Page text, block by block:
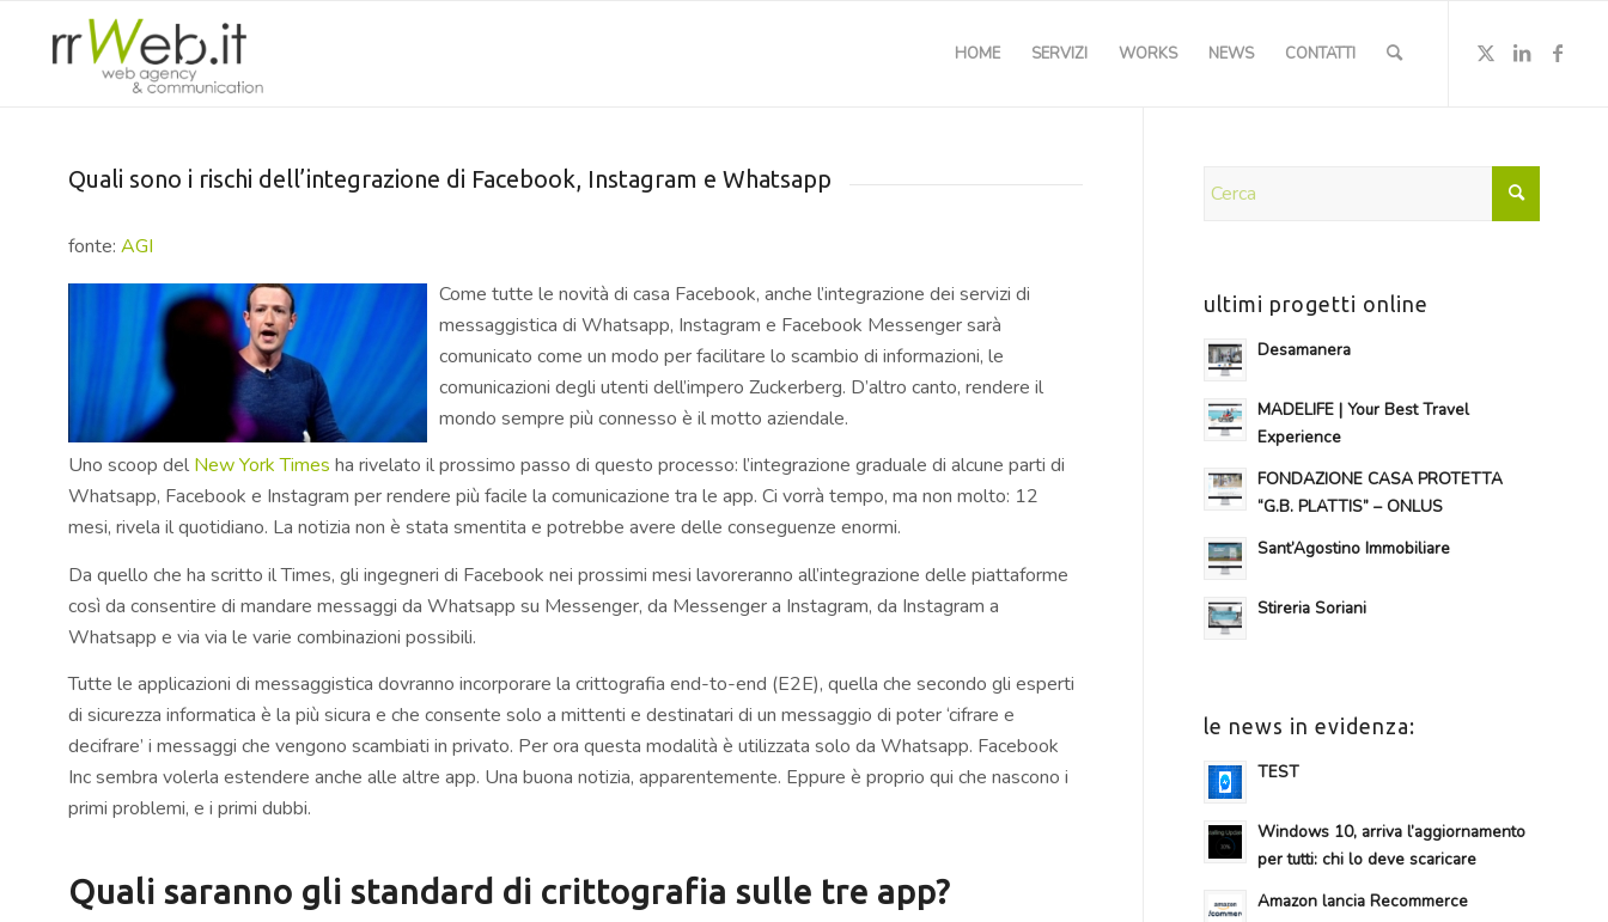
HOME SERVIZI WORKS NEWS CONTATTI
Quali sono i rischi dell’integrazione di Facebook, Instagram e Whatsapp
fonte: AGI
Come tutte le novità di casa Facebook, anche l’integrazione dei servizi di
messaggistica di Whatsapp, Instagram e Facebook Messenger sarà
comunicato come un modo per facilitare lo scambio di informazioni, le
comunicazioni degli utenti dell’impero Zuckerberg. D’altro canto, rendere il
mondo sempre più connesso è il motto aziendale.
Uno scoop del New York Times ha rivelato il prossimo passo di questo processo: l’integrazione graduale di alcune parti di
Whatsapp, Facebook e Instagram per rendere più facile la comunicazione tra le app. Ci vorrà tempo, ma non molto: 12
mesi, rivela il quotidiano. La notizia non è stata smentita e potrebbe avere delle conseguenze enormi.
Da quello che ha scritto il Times, gli ingegneri di Facebook nei prossimi mesi lavoreranno all’integrazione delle piattaforme
così da consentire di mandare messaggi da Whatsapp su Messenger, da Messenger a Instagram, da Instagram a
Whatsapp e via via le varie combinazioni possibili.
Tutte le applicazioni di messaggistica dovranno incorporare la crittografia end-to-end (E2E), quella che secondo gli esperti
di sicurezza informatica è la più sicura e che consente solo a mittenti e destinatari di un messaggio di poter ‘cifrare e
decifrare’ i messaggi che vengono scambiati in privato. Per ora questa modalità è utilizzata solo da Whatsapp. Facebook
Inc sembra volerla estendere anche alle altre app. Una buona notizia, apparentemente. Eppure è proprio qui che nascono i
primi problemi, e i primi dubbi.
Quali saranno gli standard di crittografia sulle tre app?
ultimi progetti online
Desamanera
MADELIFE | Your Best Travel
Experience
FONDAZIONE CASA PROTETTA
“G.B. PLATTIS” – ONLUS
Sant’Agostino Immobiliare
Stireria Soriani
le news in evidenza:
TEST
Windows 10, arriva l’aggiornamento
per tutti: chi lo deve scaricare
Amazon lancia Recommerce